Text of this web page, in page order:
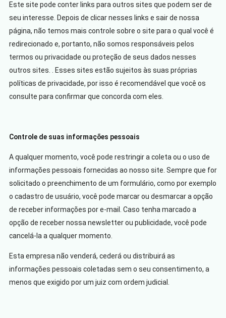
Este site pode conter links para outros sites que podem ser de
seu interesse. Depois de clicar nesses links e sair de nossa
página, não temos mais controle sobre o site para o qual você é
redirecionado e, portanto, não somos responsáveis pelos
termos ou privacidade ou proteção de seus dados nesses
outros sites. . Esses sites estão sujeitos às suas próprias
políticas de privacidade, por isso é recomendável que você os
consulte para confirmar que concorda com eles.
Controle de suas informações pessoais
A qualquer momento, você pode restringir a coleta ou o uso de
informações pessoais fornecidas ao nosso site. Sempre que for
solicitado o preenchimento de um formulário, como por exemplo
o cadastro de usuário, você pode marcar ou desmarcar a opção
de receber informações por e-mail. Caso tenha marcado a
opção de receber nossa newsletter ou publicidade, você pode
cancelá-la a qualquer momento.
Esta empresa não venderá, cederá ou distribuirá as
informações pessoais coletadas sem o seu consentimento, a
menos que exigido por um juiz com ordem judicial.